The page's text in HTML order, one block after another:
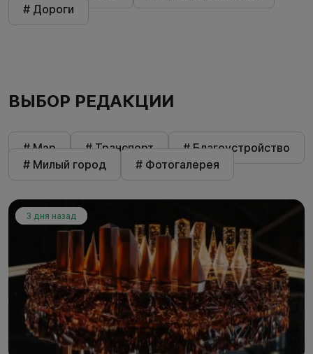
# Дороги
ВЫБОР РЕДАКЦИИ
# Мэр # Транспорт
# Благоустройство
# Милый город
# Фотогалерея
3 дня назад